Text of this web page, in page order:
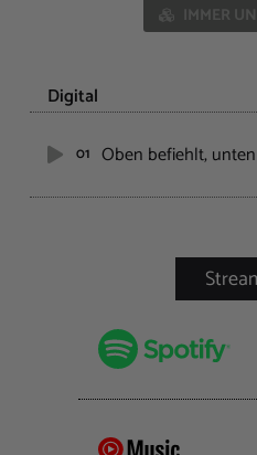
IMMER
Digital
01 Oben befiehlt,